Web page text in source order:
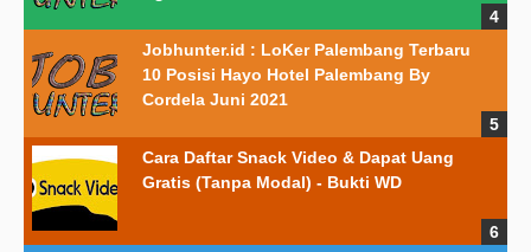
Jobhunter.id : LoKer Palembang Terbaru
10 Posisi Hayo Hotel Palembang By
Cordela Juni 2021
Cara Daftar Snack Video & Dapat Uang
Gratis (Tanpa Modal) - Bukti WD